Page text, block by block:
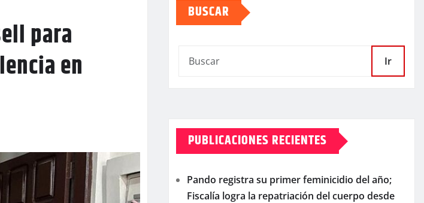
para
en
BUSCAR
Ir
PUBLICACIONES RECIENTES
Pando registra su primer feminicidio del año;
Fiscalía logra la repatriación del cuerpo desde